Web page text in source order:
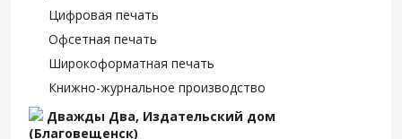
Цифровая печать
Офсетная печать
Широкоформатная печать
Книжно-журнальное производство
Дважды Два, Издательский дом
(Благовещенск)